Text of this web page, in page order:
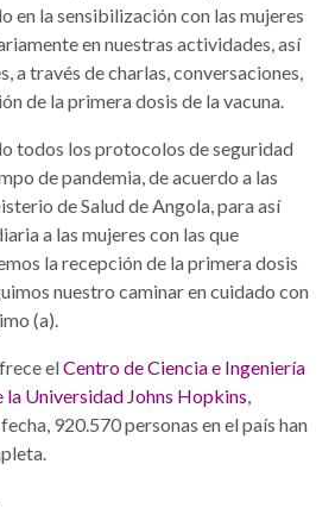
en la sensibilización con las mujeres
en nuestras actividades, así
a través de charlas, conversaciones,
de la primera dosis de la vacuna.
todos los protocolos de seguridad
de pandemia, de acuerdo a las
de Salud de Angola, para así
a las mujeres con las que
la recepción de la primera dosis
nuestro caminar en cuidado con
(a).
elCentro de Ciencia e Ingeniería
la Universidad Johns Hopkins,
920.570 personas en el país han